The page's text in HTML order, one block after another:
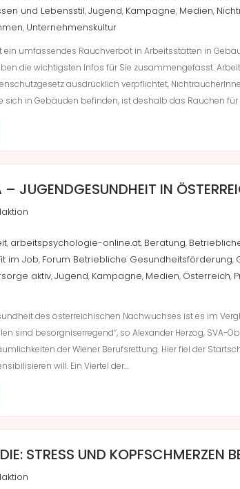
und Lebensstil,Jugend, Kampagne, Medien,
, Unternehmenskultur
ein umfassendes Rauchverbot in Arbeitsstätten in
die wichtigsten Infos für Sie zusammengefasst.
ausdrücklich verpflichtet,
sich in Gebäuden befinden, ist deshalb das Rauchen
– JUGENDGESUNDHEIT IN
, arbeitspsychologie-online.at, Beratung,
im Job, Forum Betriebliche Gesundheitsförderung,
aktiv,Jugend, Kampagne, Medien, Österreich,
des österreichischen Nachwuchses ist es im
sind besorgniserregend“, so Alexander Herzog,
der Wiener Berufsrettung. Hier fiel der
will. Ein Viertel der…
STRESS UND KOPFSCHMERZEN